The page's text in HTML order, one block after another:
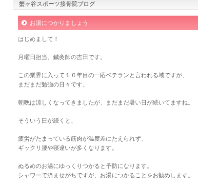
蟹ヶ谷スポーツ接骨院ブログ
お湯につかりましょう
はじめまして！
月曜日担当、鍼灸師の吉田です。
この業界に入って１０年目の一応ベテランと言われる域ですが、
まだまだ勉強の日々です。
朝晩は涼しくなってきましたが、まだまだ暑い日が続いてますね。
そういう日が続くと、
疲労がたまっている筋肉が温度差にたえられず、
ギックリ腰や寝違いが多くなります。
ぬるめのお湯にゆっくりつかると予防になります。
シャワーで済ませがちですが、お湯につかることをお勧めします。